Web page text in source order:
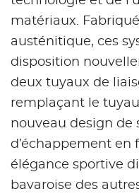
matériaux.
austénitique, ces
disposition
deux tuyaux de
remplaçant le
nouveau design de
d’échappement en
élégance sportive
bavaroise des